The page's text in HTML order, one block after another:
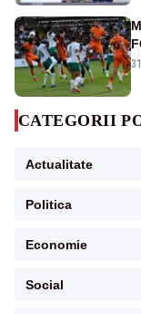
CATEGORII
Actualitate
Politica
Economie
Social